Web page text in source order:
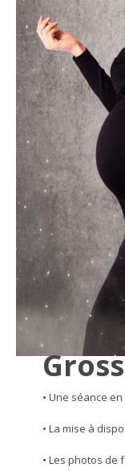
• Une séance
• La mise à
• Les photos de